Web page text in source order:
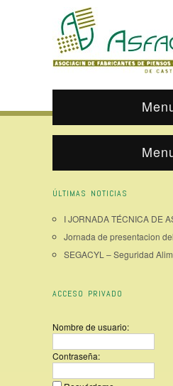
ÚLTIMAS NOTICIAS
I JORNADA TÉCNICA DE
Jornada de presentacion
SEGACYL – Seguridad
ACCESO PRIVADO
Nombre de usuario:
Contraseña: